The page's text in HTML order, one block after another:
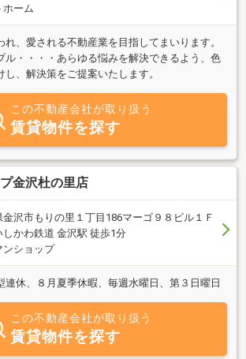
ホーム
れ、愛される不動産業を目指してまいります。
ル・・・・あらゆる悩みを解決できるよう、色
、解決策をご提案いたします。
この不動産会社が取り扱う
賃貸物件を探す
金沢杜の里店
金沢市もりの里１丁目186マーゴ９８ビル１Ｆ
しかわ鉄道 金沢駅 徒歩1分
ンショップ
連休、８月夏季休暇、毎週水曜日、第３日曜日
この不動産会社が取り扱う
賃貸物件を探す